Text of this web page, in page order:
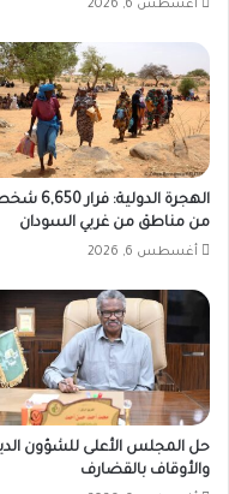
أغسطس 6, 2026
الهجرة الدولية: فرار
من مناطق من غربي السودان
أغسطس 6, 2026
حل المجلس الأعلى للشؤون
والأوقاف بالقضارف